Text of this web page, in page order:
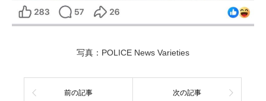
写真：POLICE News Varieties
前の記事 次の記事